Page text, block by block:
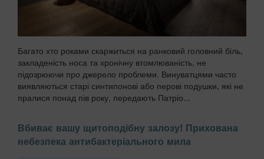
Багато хто роками скаржиться на ранковий головний біль,
закладеність носа та хронічну втомлюваність, не
підозрюючи про джерело проблеми. Винуватцями часто
виявляються старі синтипонові або перові подушки, які не
пралися понад пів року, передають Патріо...
Вбиває вашу щитоподібну залозу! Прихована
небезпека антибактеріального мила